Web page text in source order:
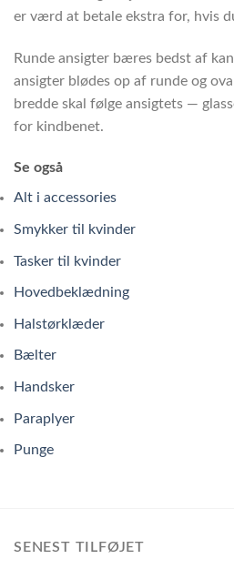
er værd at betale ekstra for, hvis
Runde ansigter bæres bedst af
ansigter blødes op af runde og
bredde skal følge ansigtets —
for kindbenet.
Se også
Alt i accessories
Smykker til kvinder
Tasker til kvinder
Hovedbeklædning
Halstørklæder
Bælter
Handsker
Paraplyer
Punge
SENEST TILFØJET